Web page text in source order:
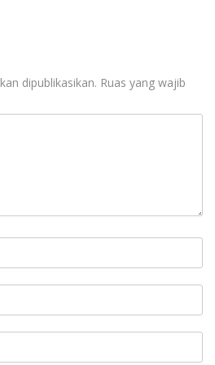
dipublikasikan. Ruas yang wajib